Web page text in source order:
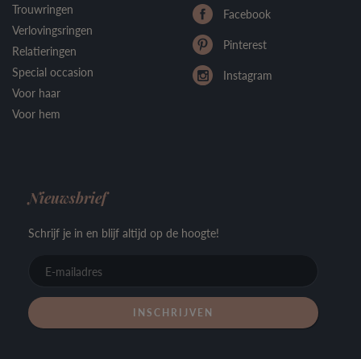
Trouwringen
Verlovingsringen
Relatieringen
Special occasion
Voor haar
Voor hem
Facebook
Pinterest
Instagram
Nieuwsbrief
Schrijf je in en blijf altijd op de hoogte!